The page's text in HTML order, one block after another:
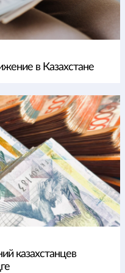
в Казахстане
казахстанцев